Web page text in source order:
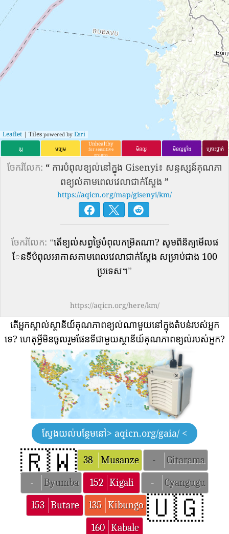
Leaflet | Tiles powered by Esri
ល្អ មធ្យម
Unhealthy
for sensitive
groups
មិនល្អ មិនល្អខ្លាំង គ្រោះថ្នាក់
ចែករំលែក: “ ការបំពុលខ្យល់នៅក្នុង Gisenyi៖ សន្ទស្សន៍គុណភា
ពខ្យល់តាមពេលវេលាជាក់ស្តែង ”
https://aqicn.org/map/gisenyi/km/
ចែករំលែក: “តើ​ខ្យល់​សព្វថ្ងៃ​បំពុល​កម្រិត​ណា? សូមពិនិត្យមើលផ
ែនទីបំពុលអាកាសតាមពេលវេលាជាក់ស្តែង សម្រាប់ជាង 100
ប្រទេស។”
https://aqicn.org/here/km/
តើអ្នកស្គាល់ស្ថានីយ៍គុណភាពខ្យល់ណាមួយនៅក្នុងតំបន់របស់អ្នក
ទេ? ហេតុអ្វីមិនចូលរួមផែនទីជាមួយស្ថានីយ៍គុណភាពខ្យល់របស់អ្នក?
ស្វែងយល់បន្ថែមនៅ> aqicn.org/gaia/ <
🇷🇼 38 Musanze -
Gitarama
-
Byumba 152 Kigali -
Cyangugu
153 Butare 135 Kibungo 🇺🇬
160 Kabale